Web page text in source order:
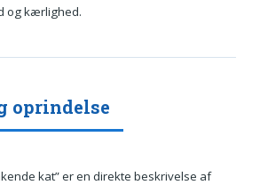
og kærlighed.
oprindelse
kat” er en direkte beskrivelse af